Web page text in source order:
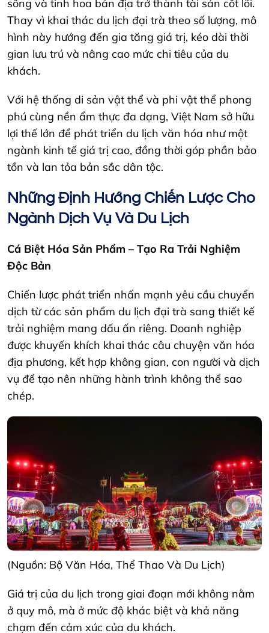
sống và tinh hoa bản địa trở thành tài sản cốt lõi.
Thay vì khai thác du lịch đại trà theo số lượng, mô
hình này hướng đến gia tăng giá trị, kéo dài thời
gian lưu trú và nâng cao mức chi tiêu của du
khách.
Với hệ thống di sản vật thể và phi vật thể phong
phú cùng nền ẩm thực đa dạng, Việt Nam sở hữu
lợi thế lớn để phát triển du lịch văn hóa như một
ngành kinh tế giá trị cao, đồng thời góp phần bảo
tồn và lan tỏa bản sắc dân tộc.
Những Định Hướng Chiến Lược Cho
Ngành Dịch Vụ Và Du Lịch
Cá Biệt Hóa Sản Phẩm – Tạo Ra Trải Nghiệm
Độc Bản
Chiến lược phát triển nhấn mạnh yêu cầu chuyển
dịch từ các sản phẩm du lịch đại trà sang thiết kế
trải nghiệm mang dấu ấn riêng. Doanh nghiệp
được khuyến khích khai thác câu chuyện văn hóa
địa phương, kết hợp không gian, con người và dịch
vụ để tạo nên những hành trình không thể sao
chép.
(Nguồn: Bộ Văn Hóa, Thể Thao Và Du Lịch)
Giá trị của du lịch trong giai đoạn mới không nằm
ở quy mô, mà ở mức độ khác biệt và khả năng
chạm đến cảm xúc của du khách.